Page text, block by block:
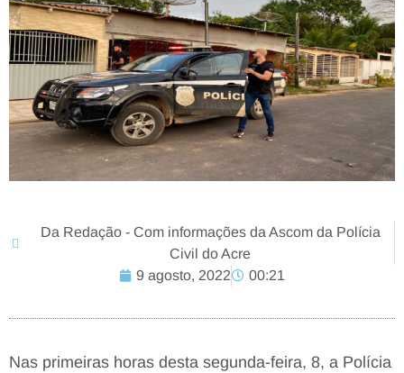
Da Redação - Com informações da Ascom da Polícia
Civil do Acre
9 agosto, 2022
00:21
Nas primeiras horas desta segunda-feira, 8, a Polícia